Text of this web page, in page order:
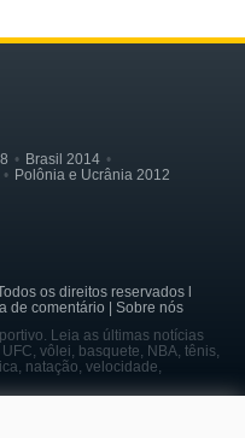
Brasil 2014
Polônia e Ucrânia 2012
os direitos reservados l
de comentário | Sobre nós
Leia as últimas notícias
vôlei, basquete, NBA, tênis,
natação, velocidade,